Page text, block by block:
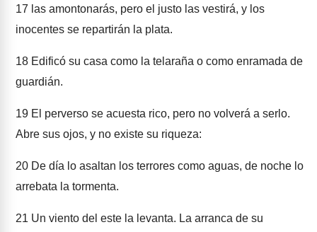
17 las amontonarás, pero el justo las vestirá, y los
inocentes se repartirán la plata.
18 Edificó su casa como la telaraña o como enramada de
guardián.
19 El perverso se acuesta rico, pero no volverá a serlo.
Abre sus ojos, y no existe su riqueza:
20 De día lo asaltan los terrores como aguas, de noche lo
arrebata la tormenta.
21 Un viento del este la levanta. La arranca de su